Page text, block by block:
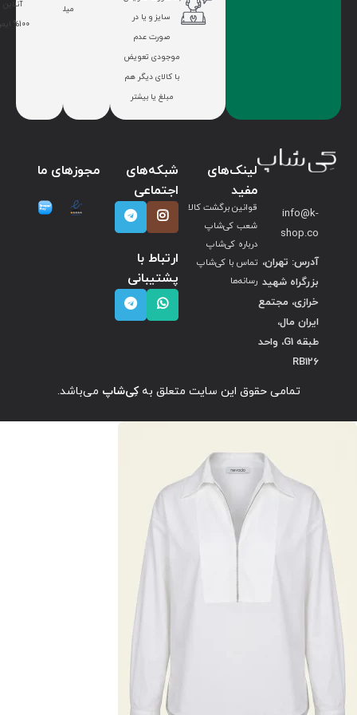
سایز و یا در
صورت عدم
موجودی تعویض
با کالای دیگر هم
مبلغ یا بیشتر
میلیون
آنلاین
100% ایمن
info@k-
shop.co
آدرس: تهران،
بزرگراه شهید
خرازی، مجتمع
ایران مال،
طبقه G1، واحد
RB126
لینک‌های
مفید
قوانین برگشت کالا
شعب کی‌شاپ
درباره کی‌شاپ
تماس با کی‌شاپ
رسانه‌ها
شبکه‌های
اجتماعی
ارتباط با
پشتیبانی
مجوزهای ما
تمامی حقوق این سایت متعلق بهکِی‌شاپ می‌باشد.